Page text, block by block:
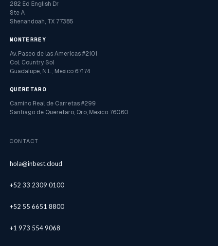
282 Ed English Dr
Ste A
Shenandoah, TX 77385
MONTERREY
Av. Paseo de las Americas #2101
Col. Country Sol
Guadalupe, N.L., Mexico 67174
QUERETARO
Camino Real de Carretas #299
Santiago de Queretaro, Qro, Mexico 76060
CONTACT
hola@inbest.cloud
+52 33 2309 0100
+52 55 6651 8800
+1 973 554 9068